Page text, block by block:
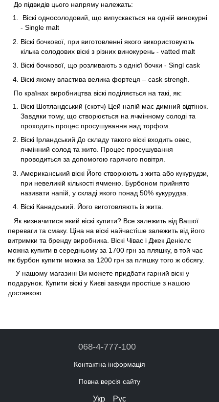
До підвидів цього напряму належать:
Віскі односолодовий, що випускається на одній винокурні
- Single malt
Віскі бочкової, при виготовленні якого використовують
кілька солодових віскі з різних винокурень - vatted malt
Віскі бочкової, що розливають з однієї бочки - Singl cask
Віскі якому властива велика фортеця – cask strengh.
По країнах виробництва віскі поділяється на такі, як:
Віскі Шотландський (скотч) Цей напій має димний відтінок.
Завдяки тому, що створюється на ячмінному солоді та
проходить процес просушування над торфом.
Віскі Ірландський До складу такого віскі входить овес,
ячмінний солод та жито. Процес просушування
проводиться за допомогою гарячого повітря.
Американський віскі Його створюють з жита або кукурудзи,
при невеликій кількості ячменю. Бурбоном прийнято
називати напій, у складі якого понад 50% кукурудза.
Віскі Канадський. Його виготовляють із жита.
Як визначитися який віскі купити? Все залежить від Вашої
переваги та смаку. Ціна на віскі найчастіше залежить від його
витримки та бренду виробника. Віскі Чівас і Джек Деніелс
можна купити в середньому за 1700 грн за пляшку, в той час
як бурбон купити можна за 1200 грн за пляшку того ж обсягу.
У нашому магазині Ви можете придбати гарний віскі у
подарунок. Купити віскі у Києві завжди простіше з нашою
доставкою.
068-4-777-100
Контактна інформація
Повна версія сайту
Укр Рус